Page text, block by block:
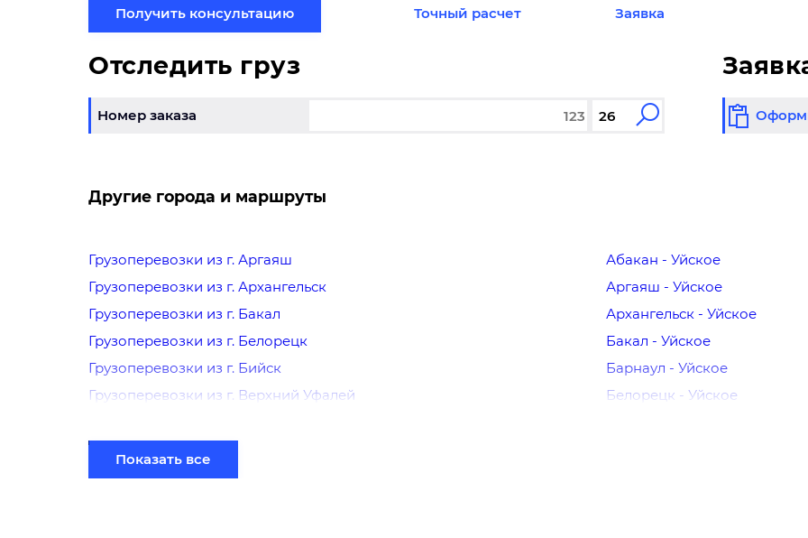
Получить консультацию Точный расчет Заявка
Отследить груз
Номер заказа
Другие города и маршруты
Грузоперевозки из г. Аргаяш
Грузоперевозки из г. Архангельск
Грузоперевозки из г. Бакал
Грузоперевозки из г. Белорецк
Грузоперевозки из г. Бийск
Грузоперевозки из г. Верхний Уфалей
Грузоперевозки из г. Еткуль
Грузоперевозки из г. Златоуст
Абакан - Уйское
Аргаяш - Уйское
Архангельск - Уйское
Бакал - Уйское
Барнаул - Уйское
Белорецк - Уйское
Показать все